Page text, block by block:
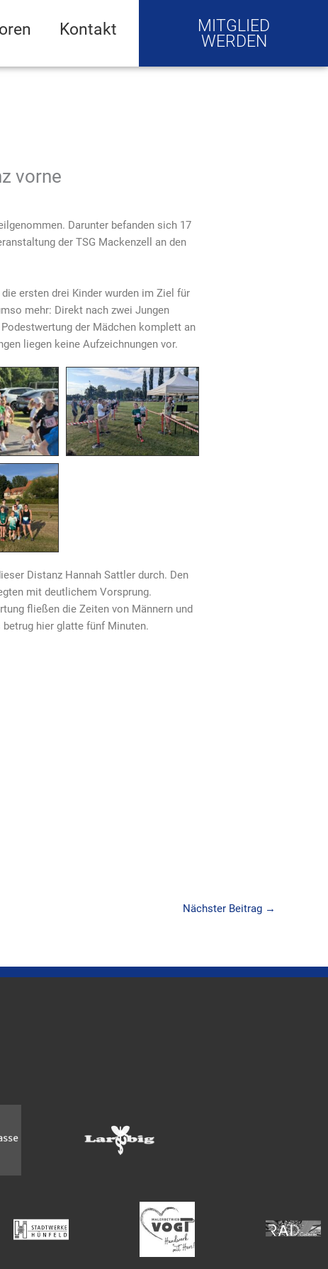
Kontakt
MITGLIED
WERDEN
vorne
Darunter befanden sich 17
der TSG Mackenzell an den
ersten drei Kinder wurden im Ziel für
mehr: Direkt nach zwei Jungen
der Mädchen komplett an
liegen keine Aufzeichnungen vor.
Distanz Hannah Sattler durch. Den
mit deutlichem Vorsprung.
fließen die Zeiten von Männern und
hier glatte fünf Minuten.
Nächster Beitrag →